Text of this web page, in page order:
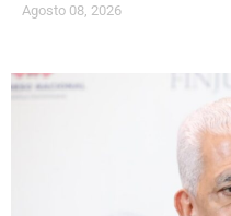
Agosto 08, 2026